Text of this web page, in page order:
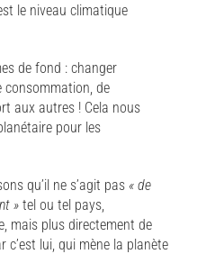
le niveau climatique
de fond : changer
consommation, de
aux autres ! Cela nous
pour les
qu’il ne s’agit pas « de
» tel ou tel pays,
mais plus directement de
c’est lui, qui mène la planète